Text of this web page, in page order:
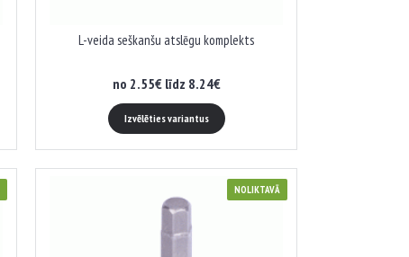
L-veida seškanšu atslēgu komplekts
no 2.55€ līdz 8.24€
Izvēlēties variantus
NOLIKTAVĀ